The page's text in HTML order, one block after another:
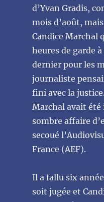
d’Yvan Gradis,
mois d’août,
Candice Marchal
heures de garde
dernier pour les
journaliste
fini avec la
Marchal avait été
sombre affaire
secoué
France (AEF).
Il a fallu six
soit jugée et